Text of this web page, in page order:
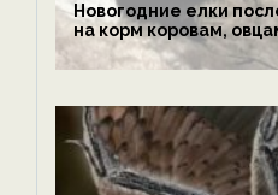
Новогодние елки
на корм коровам,
обезьянам, львам и
экологии на ECOportal